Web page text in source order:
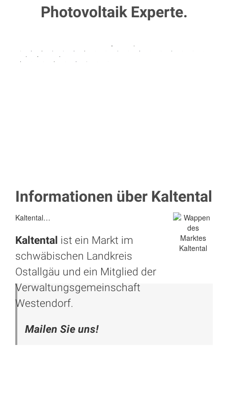
Photovoltaik Experte.
Informationen über Kaltental
Kaltental…
Kaltental ist ein Markt im
schwäbischen Landkreis
Ostallgäu und ein Mitglied der
Verwaltungsgemeinschaft
Westendorf.
Mailen Sie uns!